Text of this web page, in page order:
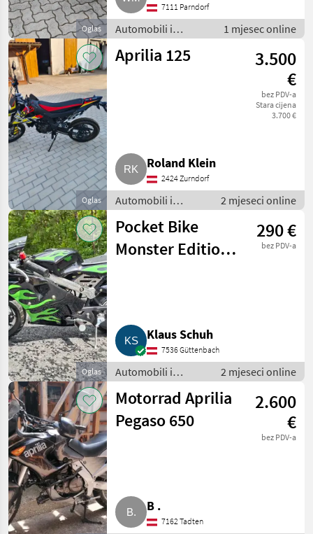
Oglas
7111 Parndorf
Automobili i
motocikli / Motori
1 mjesec online
Oglas
Aprilia 125
3.500
€
bez PDV-a
Stara cijena
3.700 €
Roland Klein
2424 Zurndorf
Automobili i
motocikli / Motori
2 mjeseci online
Oglas
Pocket Bike
Monster Edition
290 €
bez PDV-a
Klaus Schuh
7536 Güttenbach
Automobili i
motocikli / Motori
2 mjeseci online
Motorrad Aprilia
Pegaso 650
2.600
€
bez PDV-a
B .
7162 Tadten